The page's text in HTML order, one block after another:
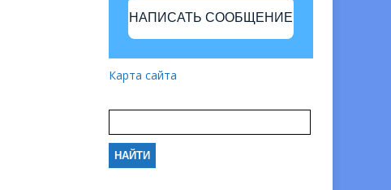
НАПИСАТЬ СООБЩЕНИЕ
Карта сайта